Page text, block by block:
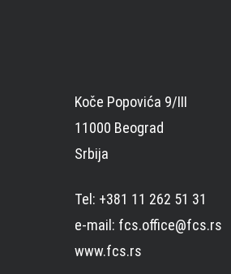
Koče Popovića 9/III
11000 Beograd
Srbija
Tel: +381 11 262 51 31
e-mail: fcs.office@fcs.rs
www.fcs.rs